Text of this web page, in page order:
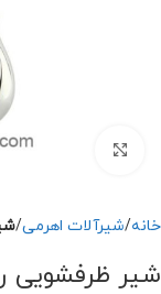
برای
خانه شیرآلات اهرمی
شیر ظرفشویی